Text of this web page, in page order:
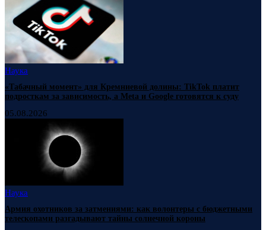
Наука
«Табачный момент» для Кремниевой долины: TikTok платит
подросткам за зависимость, а Meta и Google готовятся к суду
05.08.2026
Наука
Армия охотников за затмениями: как волонтеры с бюджетными
телескопами разгадывают тайны солнечной короны